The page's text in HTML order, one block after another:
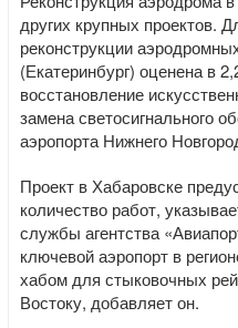
других крупных проектов.
реконструкции
(Екатеринбург) оценена в
восстановление
замена светосигнального
аэропорта Нижнего
Проект в Хабаровске
количество работ,
службы агентства
ключевой аэропорт в
хабом для стыковочных
Востоку, добавляет он.